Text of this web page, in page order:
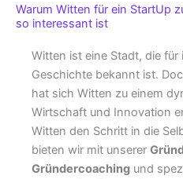
Warum Witten für ein StartUp
so interessant ist
Witten ist eine Stadt, die für
Geschichte bekannt ist.
hat sich Witten zu einem
Wirtschaft und Innovation
Witten den Schritt in die
bieten wir mit unserer
Gründercoaching und